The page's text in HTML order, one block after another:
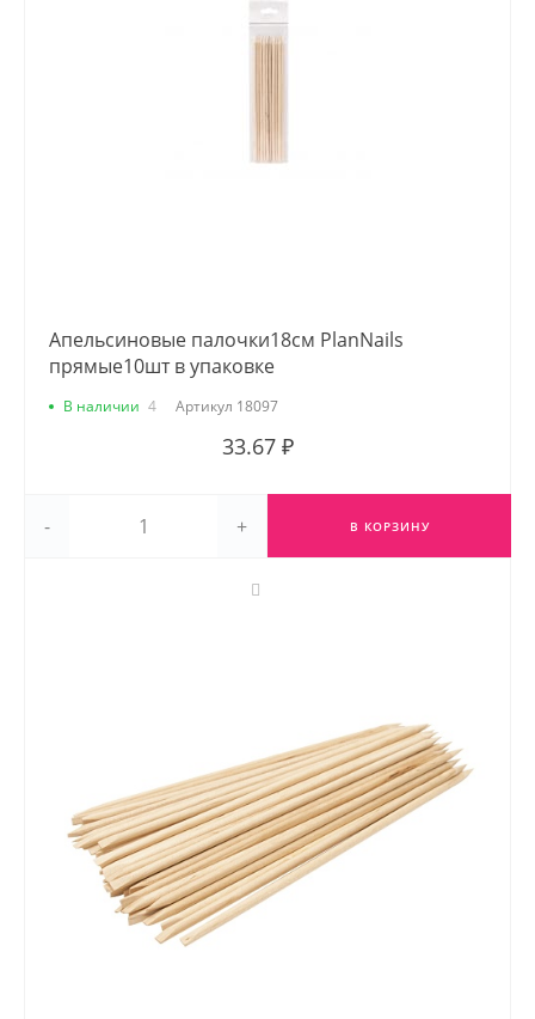
Апельсиновые палочки18см PlanNails
прямые10шт в упаковке
В наличии 4 Артикул 18097
33.67 ₽
- + В КОРЗИНУ